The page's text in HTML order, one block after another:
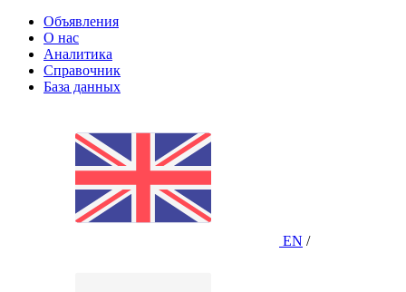
Объявления
О нас
Аналитика
Справочник
База данных
EN /